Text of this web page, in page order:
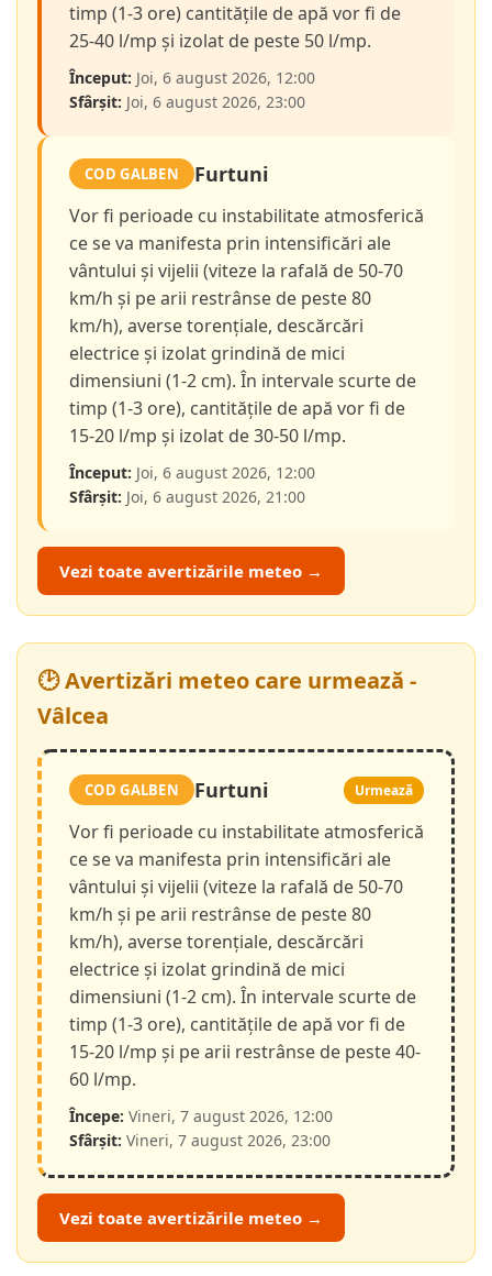
timp (1-3 ore) cantitățile de apă vor fi de
25-40 l/mp și izolat de peste 50 l/mp.
Început: Joi, 6 august 2026, 12:00
Sfârșit: Joi, 6 august 2026, 23:00
COD GALBEN Furtuni
Vor fi perioade cu instabilitate atmosferică
ce se va manifesta prin intensificări ale
vântului și vijelii (viteze la rafală de 50-70
km/h și pe arii restrânse de peste 80
km/h), averse torențiale, descărcări
electrice și izolat grindină de mici
dimensiuni (1-2 cm). În intervale scurte de
timp (1-3 ore), cantitățile de apă vor fi de
15-20 l/mp și izolat de 30-50 l/mp.
Început: Joi, 6 august 2026, 12:00
Sfârșit: Joi, 6 august 2026, 21:00
Vezi toate avertizările meteo →
🕑 Avertizări meteo care urmează -
Vâlcea
COD GALBEN Furtuni Urmează
Vor fi perioade cu instabilitate atmosferică
ce se va manifesta prin intensificări ale
vântului și vijelii (viteze la rafală de 50-70
km/h și pe arii restrânse de peste 80
km/h), averse torențiale, descărcări
electrice și izolat grindină de mici
dimensiuni (1-2 cm). În intervale scurte de
timp (1-3 ore), cantitățile de apă vor fi de
15-20 l/mp și pe arii restrânse de peste 40-
60 l/mp.
Începe: Vineri, 7 august 2026, 12:00
Sfârșit: Vineri, 7 august 2026, 23:00
Vezi toate avertizările meteo →